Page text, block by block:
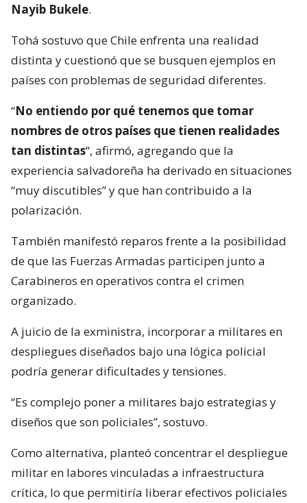
Nayib Bukele.
Tohá sostuvo que Chile enfrenta una realidad
distinta y cuestionó que se busquen ejemplos en
países con problemas de seguridad diferentes.
“No entiendo por qué tenemos que tomar
nombres de otros países que tienen realidades
tan distintas“, afirmó, agregando que la
experiencia salvadoreña ha derivado en situaciones
“muy discutibles” y que han contribuido a la
polarización.
También manifestó reparos frente a la posibilidad
de que las Fuerzas Armadas participen junto a
Carabineros en operativos contra el crimen
organizado.
A juicio de la exministra, incorporar a militares en
despliegues diseñados bajo una lógica policial
podría generar dificultades y tensiones.
“Es complejo poner a militares bajo estrategias y
diseños que son policiales”, sostuvo.
Como alternativa, planteó concentrar el despliegue
militar en labores vinculadas a infraestructura
crítica, lo que permitiría liberar efectivos policiales